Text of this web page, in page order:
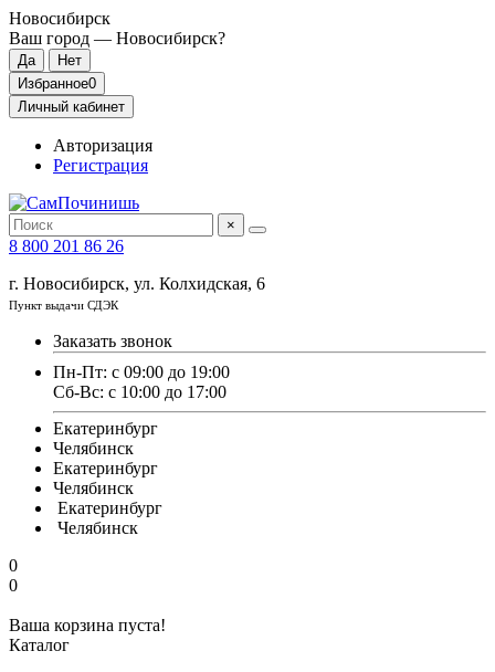
Новосибирск
Ваш город — Новосибирск?
Избранное0
Личный кабинет
Авторизация
Регистрация
×
8 800 201 86 26
г. Новосибирск, ул. Колхидская, 6
Пункт выдачи СДЭК
Заказать звонок
Пн-Пт: с 09:00 до 19:00
Сб-Вс: с 10:00 до 17:00
Екатеринбург
Челябинск
Екатеринбург
Челябинск
Екатеринбург
Челябинск
0
0
Ваша корзина пуста!
Каталог